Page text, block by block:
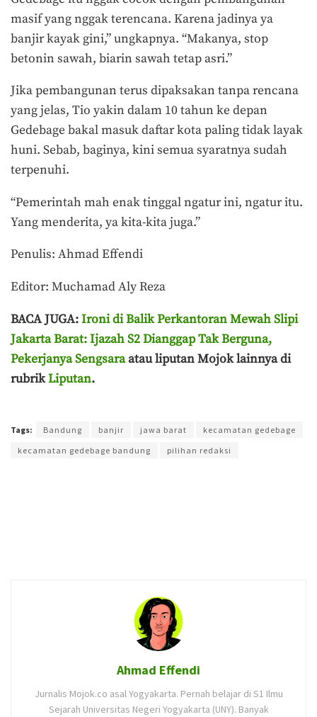
masif yang nggak terencana. Karena jadinya ya
banjir kayak gini,” ungkapnya. “Makanya, stop
betonin sawah, biarin sawah tetap asri.”
Jika pembangunan terus dipaksakan tanpa rencana
yang jelas, Tio yakin dalam 10 tahun ke depan
Gedebage bakal masuk daftar kota paling tidak layak
huni. Sebab, baginya, kini semua syaratnya sudah
terpenuhi.
“Pemerintah mah enak tinggal ngatur ini, ngatur itu.
Yang menderita, ya kita-kita juga.”
Penulis: Ahmad Effendi
Editor: Muchamad Aly Reza
BACA JUGA:Ironi di Balik Perkantoran Mewah Slipi
Jakarta Barat: Ijazah S2 Dianggap Tak Berguna,
Pekerjanya Sengsaraatau liputan Mojok lainnya di
rubrikLiputan.
Tags: Bandung banjir jawa barat
kecamatan gedebage
kecamatan gedebage bandung
pilihan redaksi
Ahmad Effendi
Jurnalis Mojok.co asal Yogyakarta. Pernah belajar di S1 Ilmu
Sejarah Universitas Negeri Yogyakarta (UNY). Banyak